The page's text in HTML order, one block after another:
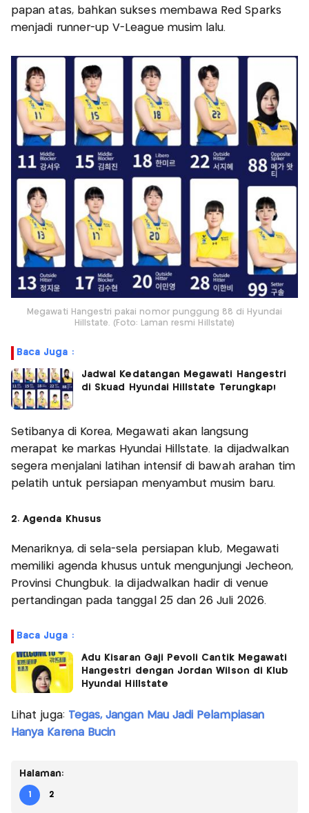
papan atas, bahkan sukses membawa Red Sparks
menjadi runner-up V-League musim lalu.
Megawati Hangestri pakai nomor punggung 88 di Hyundai
Hillstate. (Foto: Laman resmi Hillstate)
Baca Juga :
Jadwal Kedatangan Megawati Hangestri
di Skuad Hyundai Hillstate Terungkap!
Setibanya di Korea, Megawati akan langsung
merapat ke markas Hyundai Hillstate. Ia dijadwalkan
segera menjalani latihan intensif di bawah arahan tim
pelatih untuk persiapan menyambut musim baru.
2. Agenda Khusus
Menariknya, di sela-sela persiapan klub, Megawati
memiliki agenda khusus untuk mengunjungi Jecheon,
Provinsi Chungbuk. Ia dijadwalkan hadir di venue
pertandingan pada tanggal 25 dan 26 Juli 2026.
Baca Juga :
Adu Kisaran Gaji Pevoli Cantik Megawati
Hangestri dengan Jordan Wilson di Klub
Hyundai Hillstate
Lihat juga: Tegas, Jangan Mau Jadi Pelampiasan
Hanya Karena Bucin
Halaman:
1 2